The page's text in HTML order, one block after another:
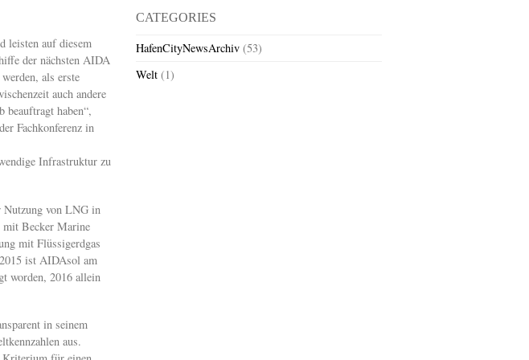
leisten auf diesem
der nächsten AIDA
als erste
auch andere
haben“,
Fachkonferenz in
Infrastruktur zu
Nutzung von LNG in
mit Becker Marine
mit Flüssigerdgas
ist AIDAsol am
worden, 2016 allein
in seinem
aus.
CATEGORIES
HafenCityNewsArchiv (53)
Welt (1)